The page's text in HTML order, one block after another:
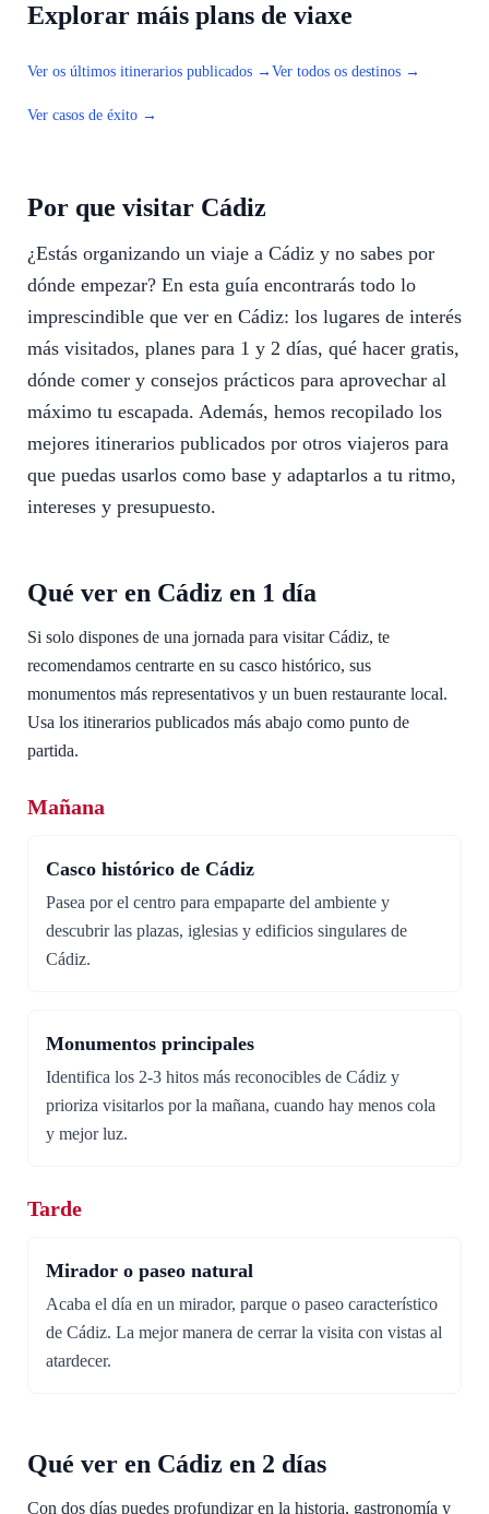
Explorar máis plans de viaxe
Ver os últimos itinerarios publicados → Ver todos os destinos →
Ver casos de éxito →
Por que visitar Cádiz
¿Estás organizando un viaje a Cádiz y no sabes por
dónde empezar? En esta guía encontrarás todo lo
imprescindible que ver en Cádiz: los lugares de interés
más visitados, planes para 1 y 2 días, qué hacer gratis,
dónde comer y consejos prácticos para aprovechar al
máximo tu escapada. Además, hemos recopilado los
mejores itinerarios publicados por otros viajeros para
que puedas usarlos como base y adaptarlos a tu ritmo,
intereses y presupuesto.
Qué ver en Cádiz en 1 día
Si solo dispones de una jornada para visitar Cádiz, te
recomendamos centrarte en su casco histórico, sus
monumentos más representativos y un buen restaurante local.
Usa los itinerarios publicados más abajo como punto de
partida.
Mañana
Casco histórico de Cádiz
Pasea por el centro para empaparte del ambiente y
descubrir las plazas, iglesias y edificios singulares de
Cádiz.
Monumentos principales
Identifica los 2-3 hitos más reconocibles de Cádiz y
prioriza visitarlos por la mañana, cuando hay menos cola
y mejor luz.
Tarde
Mirador o paseo natural
Acaba el día en un mirador, parque o paseo característico
de Cádiz. La mejor manera de cerrar la visita con vistas al
atardecer.
Qué ver en Cádiz en 2 días
Con dos días puedes profundizar en la historia, gastronomía y